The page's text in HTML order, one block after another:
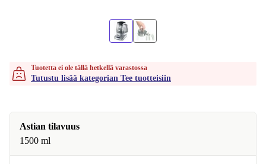
Tuotetta ei ole tällä hetkellä varastossa
Tutustu lisää kategorian Tee tuotteisiin
Astian tilavuus
1500 ml